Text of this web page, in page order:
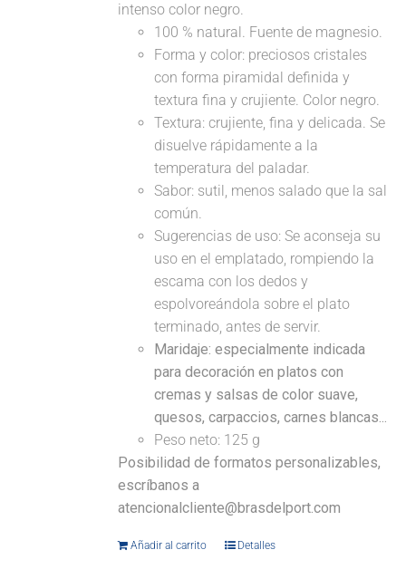
intenso color negro.
100 % natural. Fuente de magnesio.
Forma y color: preciosos cristales
con forma piramidal definida y
textura fina y crujiente. Color negro.
Textura: crujiente, fina y delicada. Se
disuelve rápidamente a la
temperatura del paladar.
Sabor: sutil, menos salado que la sal
común.
Sugerencias de uso: Se aconseja su
uso en el emplatado, rompiendo la
escama con los dedos y
espolvoreándola sobre el plato
terminado, antes de servir.
Maridaje: especialmente indicada
para decoración en platos con
cremas y salsas de color suave,
quesos, carpaccios, carnes blancas...
Peso neto: 125 g
Posibilidad de formatos personalizables,
escríbanos a
atencionalcliente@brasdelport.com
Añadir al carrito Detalles